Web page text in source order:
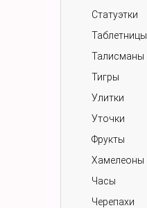
Статуэтки
Таблетницы
Талисманы
Тигры
Улитки
Уточки
Фрукты
Хамелеоны
Часы
Черепахи